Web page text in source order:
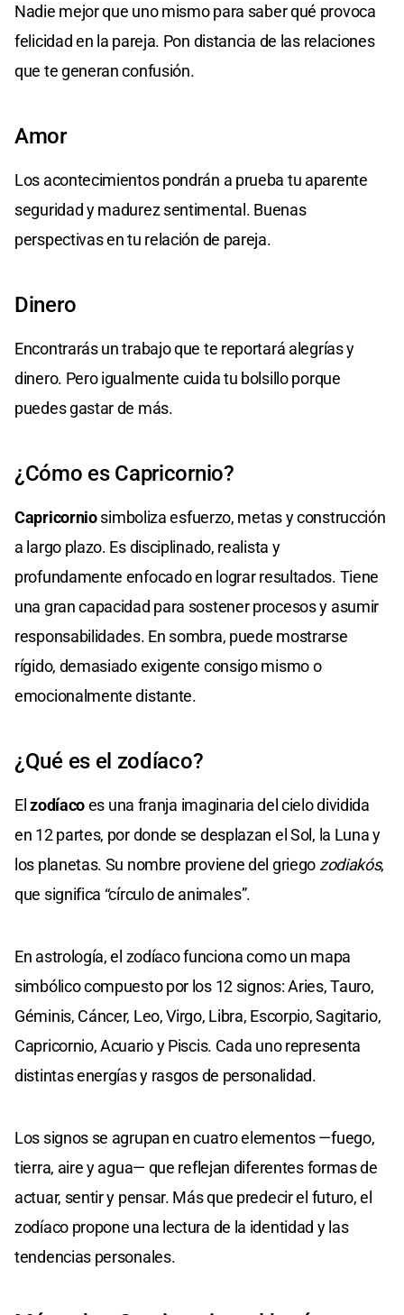
Nadie mejor que uno mismo para saber qué provoca
felicidad en la pareja. Pon distancia de las relaciones
que te generan confusión.
Amor
Los acontecimientos pondrán a prueba tu aparente
seguridad y madurez sentimental. Buenas
perspectivas en tu relación de pareja.
Dinero
Encontrarás un trabajo que te reportará alegrías y
dinero. Pero igualmente cuida tu bolsillo porque
puedes gastar de más.
¿Cómo es Capricornio?
Capricorniosimboliza esfuerzo, metas y construcción
a largo plazo. Es disciplinado, realista y
profundamente enfocado en lograr resultados. Tiene
una gran capacidad para sostener procesos y asumir
responsabilidades. En sombra, puede mostrarse
rígido, demasiado exigente consigo mismo o
emocionalmente distante.
¿Qué es el zodíaco?
Elzodíacoes una franja imaginaria del cielo dividida
en 12 partes, por donde se desplazan el Sol, la Luna y
los planetas. Su nombre proviene del griego zodiakós,
que significa “círculo de animales”.
En astrología, el zodíaco funciona como un mapa
simbólico compuesto por los 12 signos: Aries, Tauro,
Géminis, Cáncer, Leo, Virgo, Libra, Escorpio, Sagitario,
Capricornio, Acuario y Piscis. Cada uno representa
distintas energías y rasgos de personalidad.
Los signos se agrupan en cuatro elementos —fuego,
tierra, aire y agua— que reflejan diferentes formas de
actuar, sentir y pensar. Más que predecir el futuro, el
zodíaco propone una lectura de la identidad y las
tendencias personales.